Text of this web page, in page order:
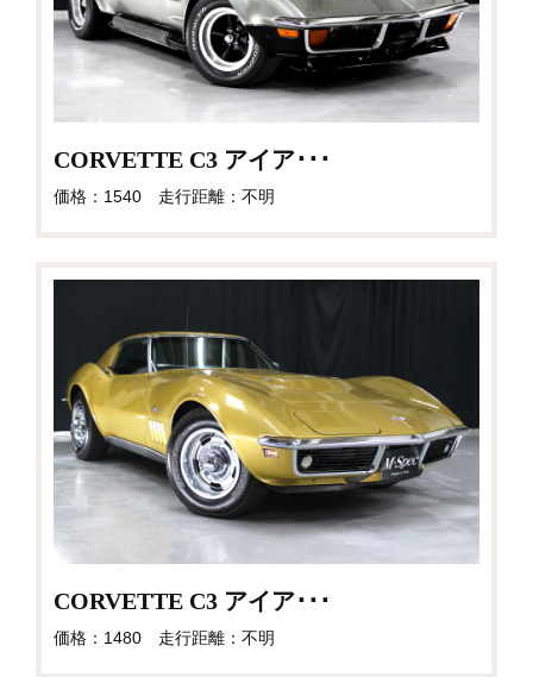
CORVETTE C3 アイア･･･
価格：1540 走行距離：不明
CORVETTE C3 アイア･･･
価格：1480 走行距離：不明